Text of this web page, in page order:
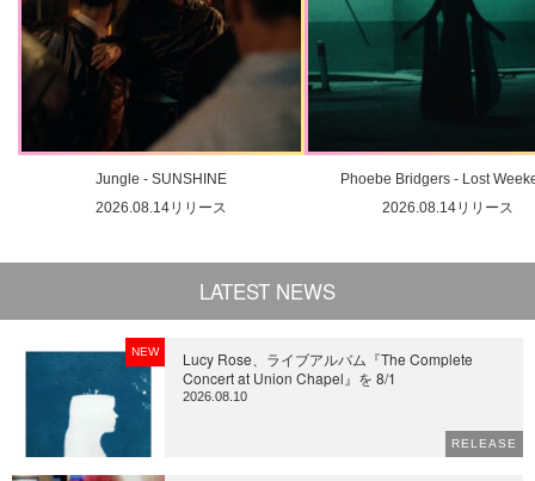
Jungle - SUNSHINE
2026.08.14リリース
Phoebe Bridgers - Lost
2026.08.14リリース
LATEST NEWS
NEW
Lucy Rose、ライブアルバム『The Complete
Concert at Union Chapel』を 8/1
2026.08.10
RELEASE